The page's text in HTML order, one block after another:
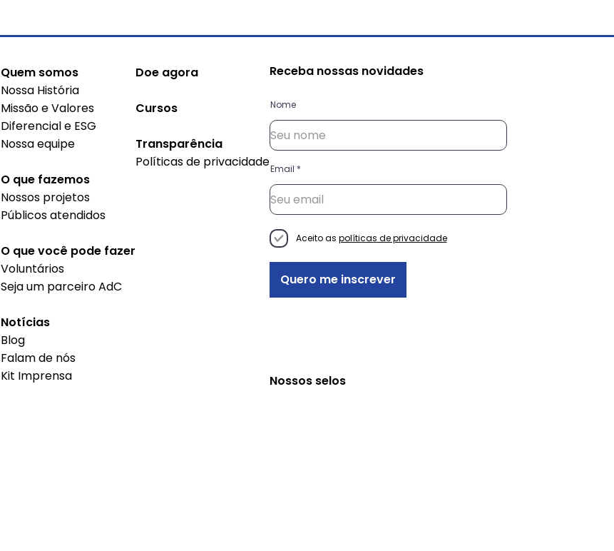
Quem somos
Nossa História
Missão e Valores
Diferencial e ESG
Nossa equipe
O que fazemos
Nossos projetos
Públicos atendidos
O que você pode fazer
Voluntários
Seja um parceiro AdC
Notícias
Blog
Falam de nós
Kit Imprensa
Doe agora
Cursos
Transparência
Políticas de privacidade
Receba nossas novidades
Nome
Email
Aceito as políticas de privacidade
Quero me inscrever
Nossos selos